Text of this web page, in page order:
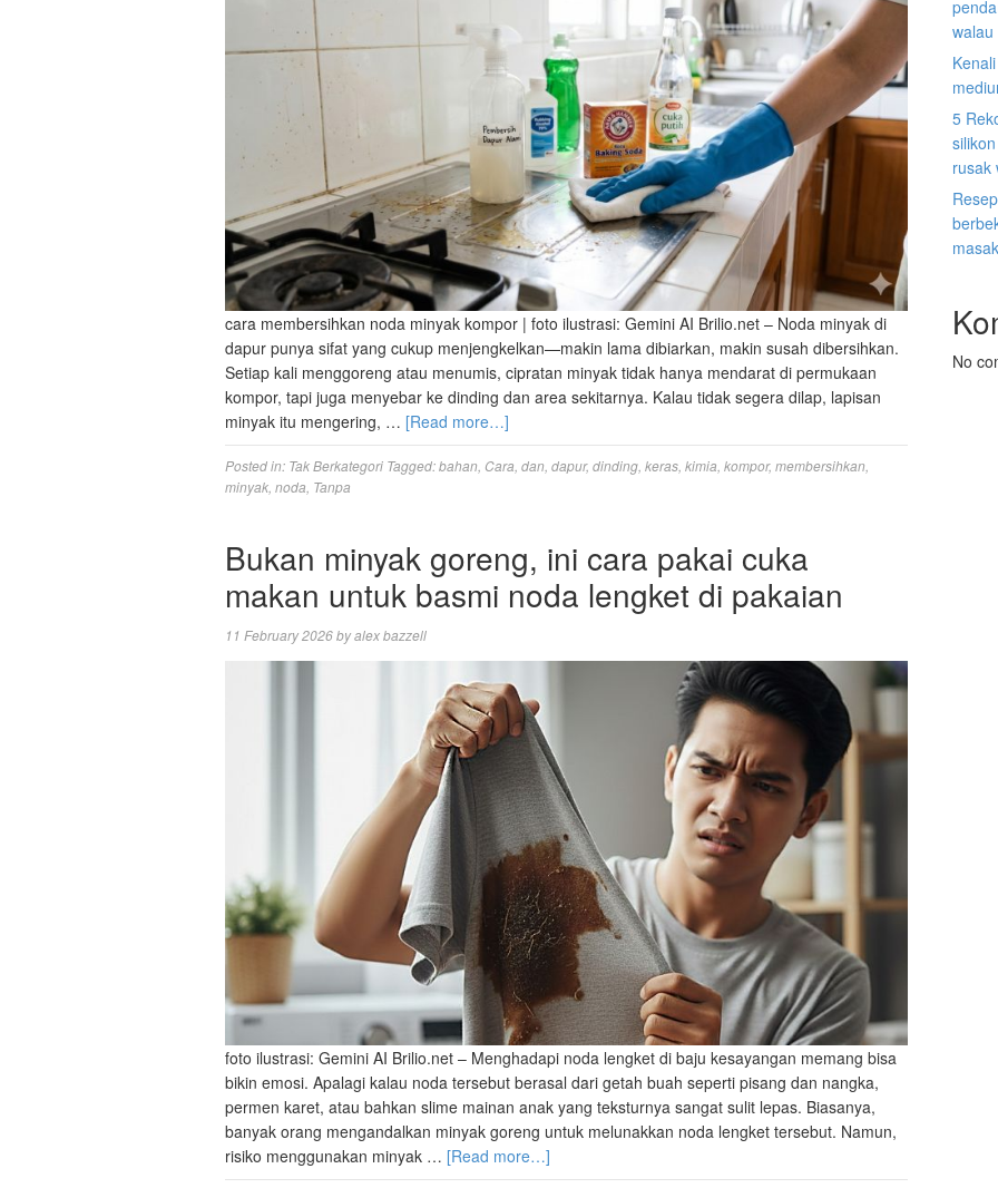
cara membersihkan noda minyak kompor | foto ilustrasi: Gemini AI Brilio.net – Noda minyak di
dapur punya sifat yang cukup menjengkelkan—makin lama dibiarkan, makin susah dibersihkan.
Setiap kali menggoreng atau menumis, cipratan minyak tidak hanya mendarat di permukaan
kompor, tapi juga menyebar ke dinding dan area sekitarnya. Kalau tidak segera dilap, lapisan
minyak itu mengering, … [Read more…]
Posted in: Tak Berkategori Tagged:bahan, Cara, dan, dapur, dinding, keras, kimia, kompor, membersihkan,
minyak, noda, Tanpa
Bukan minyak goreng, ini cara pakai cuka
makan untuk basmi noda lengket di pakaian
11 February 2026byalex bazzell
foto ilustrasi: Gemini AI Brilio.net – Menghadapi noda lengket di baju kesayangan memang bisa
bikin emosi. Apalagi kalau noda tersebut berasal dari getah buah seperti pisang dan nangka,
permen karet, atau bahkan slime mainan anak yang teksturnya sangat sulit lepas. Biasanya,
banyak orang mengandalkan minyak goreng untuk melunakkan noda lengket tersebut. Namun,
risiko menggunakan minyak … [Read more…]
5
rusak
No